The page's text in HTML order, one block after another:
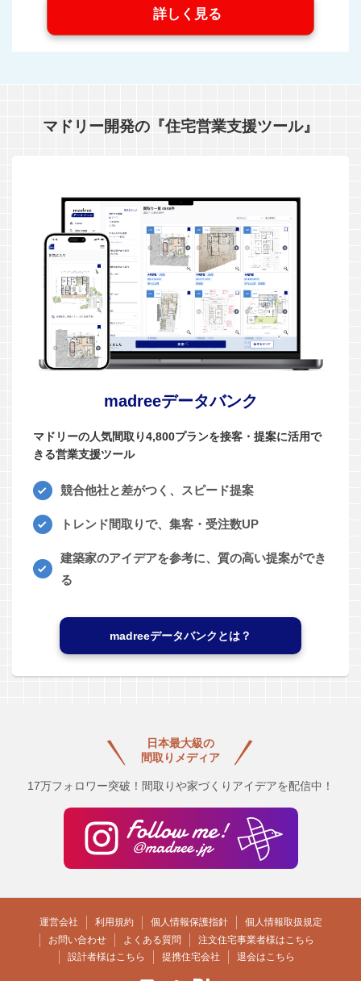
詳しく見る
マドリー開発の『住宅営業支援ツール』
madreeデータバンク
マドリーの人気間取り4,800プランを接客・提案に活用で
きる営業支援ツール
競合他社と差がつく、スピード提案
トレンド間取りで、集客・受注数UP
建築家のアイデアを参考に、質の高い提案ができ
る
madreeデータバンクとは？
日本最大級の
間取りメディア
17万フォロワー突破！間取りや家づくりアイデアを配信中！
運営会社 利用規約 個人情報保護指針
個人情報取扱規定
お問い合わせ
よくある質問
注文住宅事業者様はこちら
設計者様はこちら
提携住宅会社 退会はこちら